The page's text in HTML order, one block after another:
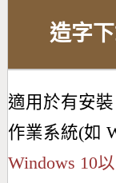
造字
適用於有安
作業系統(如
Windows 10